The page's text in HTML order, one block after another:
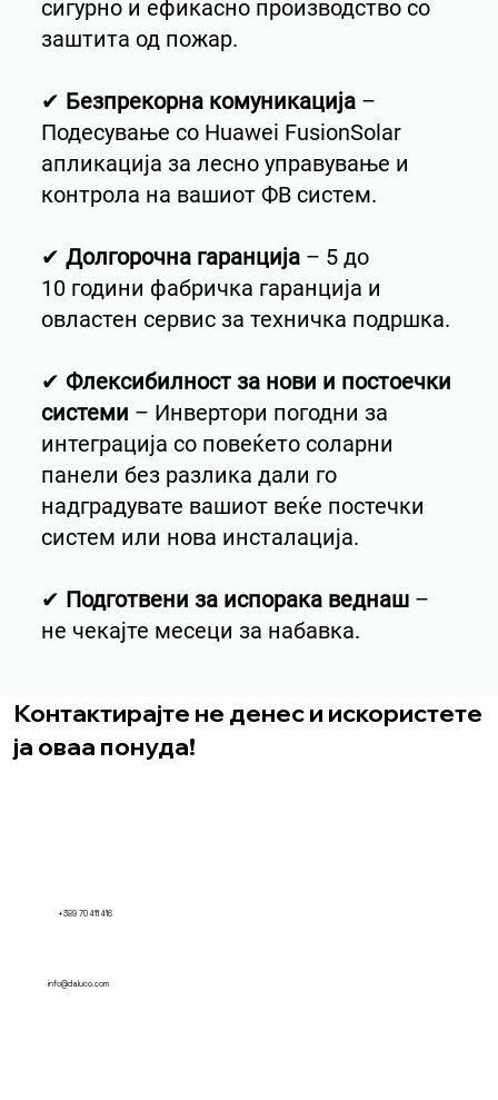
сигурно и ефикасно производство со
заштита од пожар.
✔ Безпрекорна комуникација–
Подесување со Huawei FusionSolar
апликација за лесно управување и
контрола на вашиот ФВ систем.
✔ Долгорочна гаранција– 5 до
10 години фабричка гаранција и
овластен сервис за техничка подршка.
✔ Флексибилност за нови и постоечки
системи – Инвертори погодни за
интеграција со повеќето соларни
панели без разлика дали го
надградувате вашиот веќе постечки
систем или нова инсталација.
✔ Подготвени за испорака веднаш–
не чекајте месеци за набавка.
Контактирајте не денес и искористете
ја оваа понуда!
+389 70 411 416
info@daluco.com